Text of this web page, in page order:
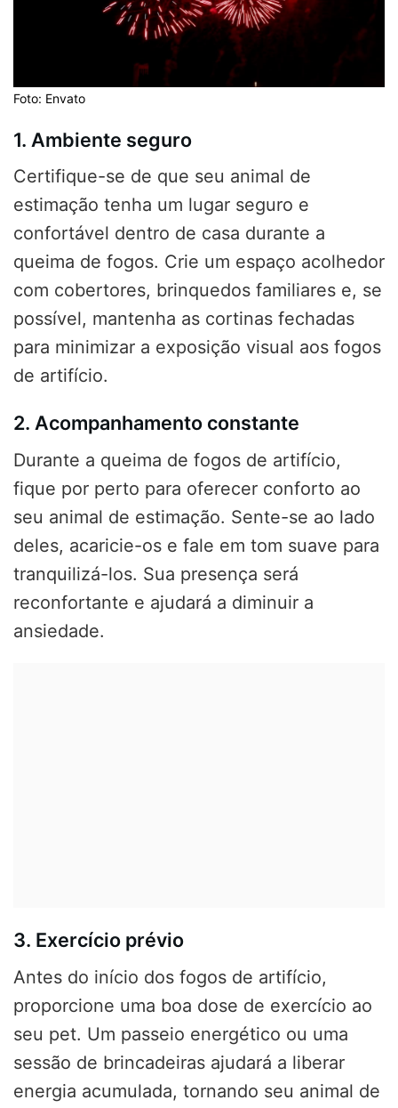
Foto: Envato
1. Ambiente seguro
Certifique-se de que seu animal de
estimação tenha um lugar seguro e
confortável dentro de casa durante a
queima de fogos. Crie um espaço acolhedor
com cobertores, brinquedos familiares e, se
possível, mantenha as cortinas fechadas
para minimizar a exposição visual aos fogos
de artifício.
2. Acompanhamento constante
Durante a queima de fogos de artifício,
fique por perto para oferecer conforto ao
seu animal de estimação. Sente-se ao lado
deles, acaricie-os e fale em tom suave para
tranquilizá-los. Sua presença será
reconfortante e ajudará a diminuir a
ansiedade.
3. Exercício prévio
Antes do início dos fogos de artifício,
proporcione uma boa dose de exercício ao
seu pet. Um passeio energético ou uma
sessão de brincadeiras ajudará a liberar
energia acumulada, tornando seu animal de